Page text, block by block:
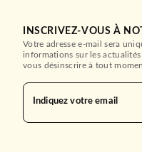
INSCRIVEZ-VOUS À
Votre adresse e-mail sera
informations sur les
vous désinscrire à tout
Indiquez votre email